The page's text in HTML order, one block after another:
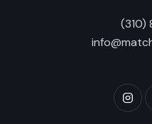
(310)